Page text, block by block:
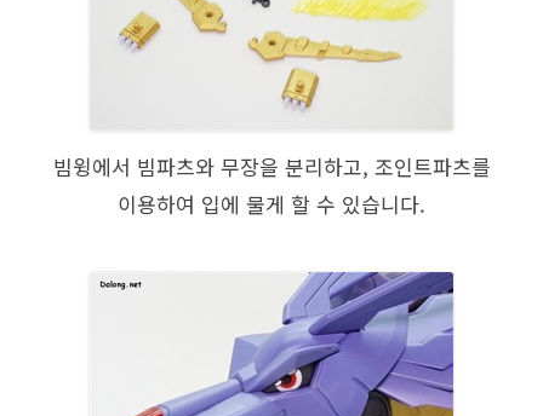
빔윙에서 빔파츠와 무장을 분리하고, 조인트파츠를
이용하여 입에 물게 할 수 있습니다.